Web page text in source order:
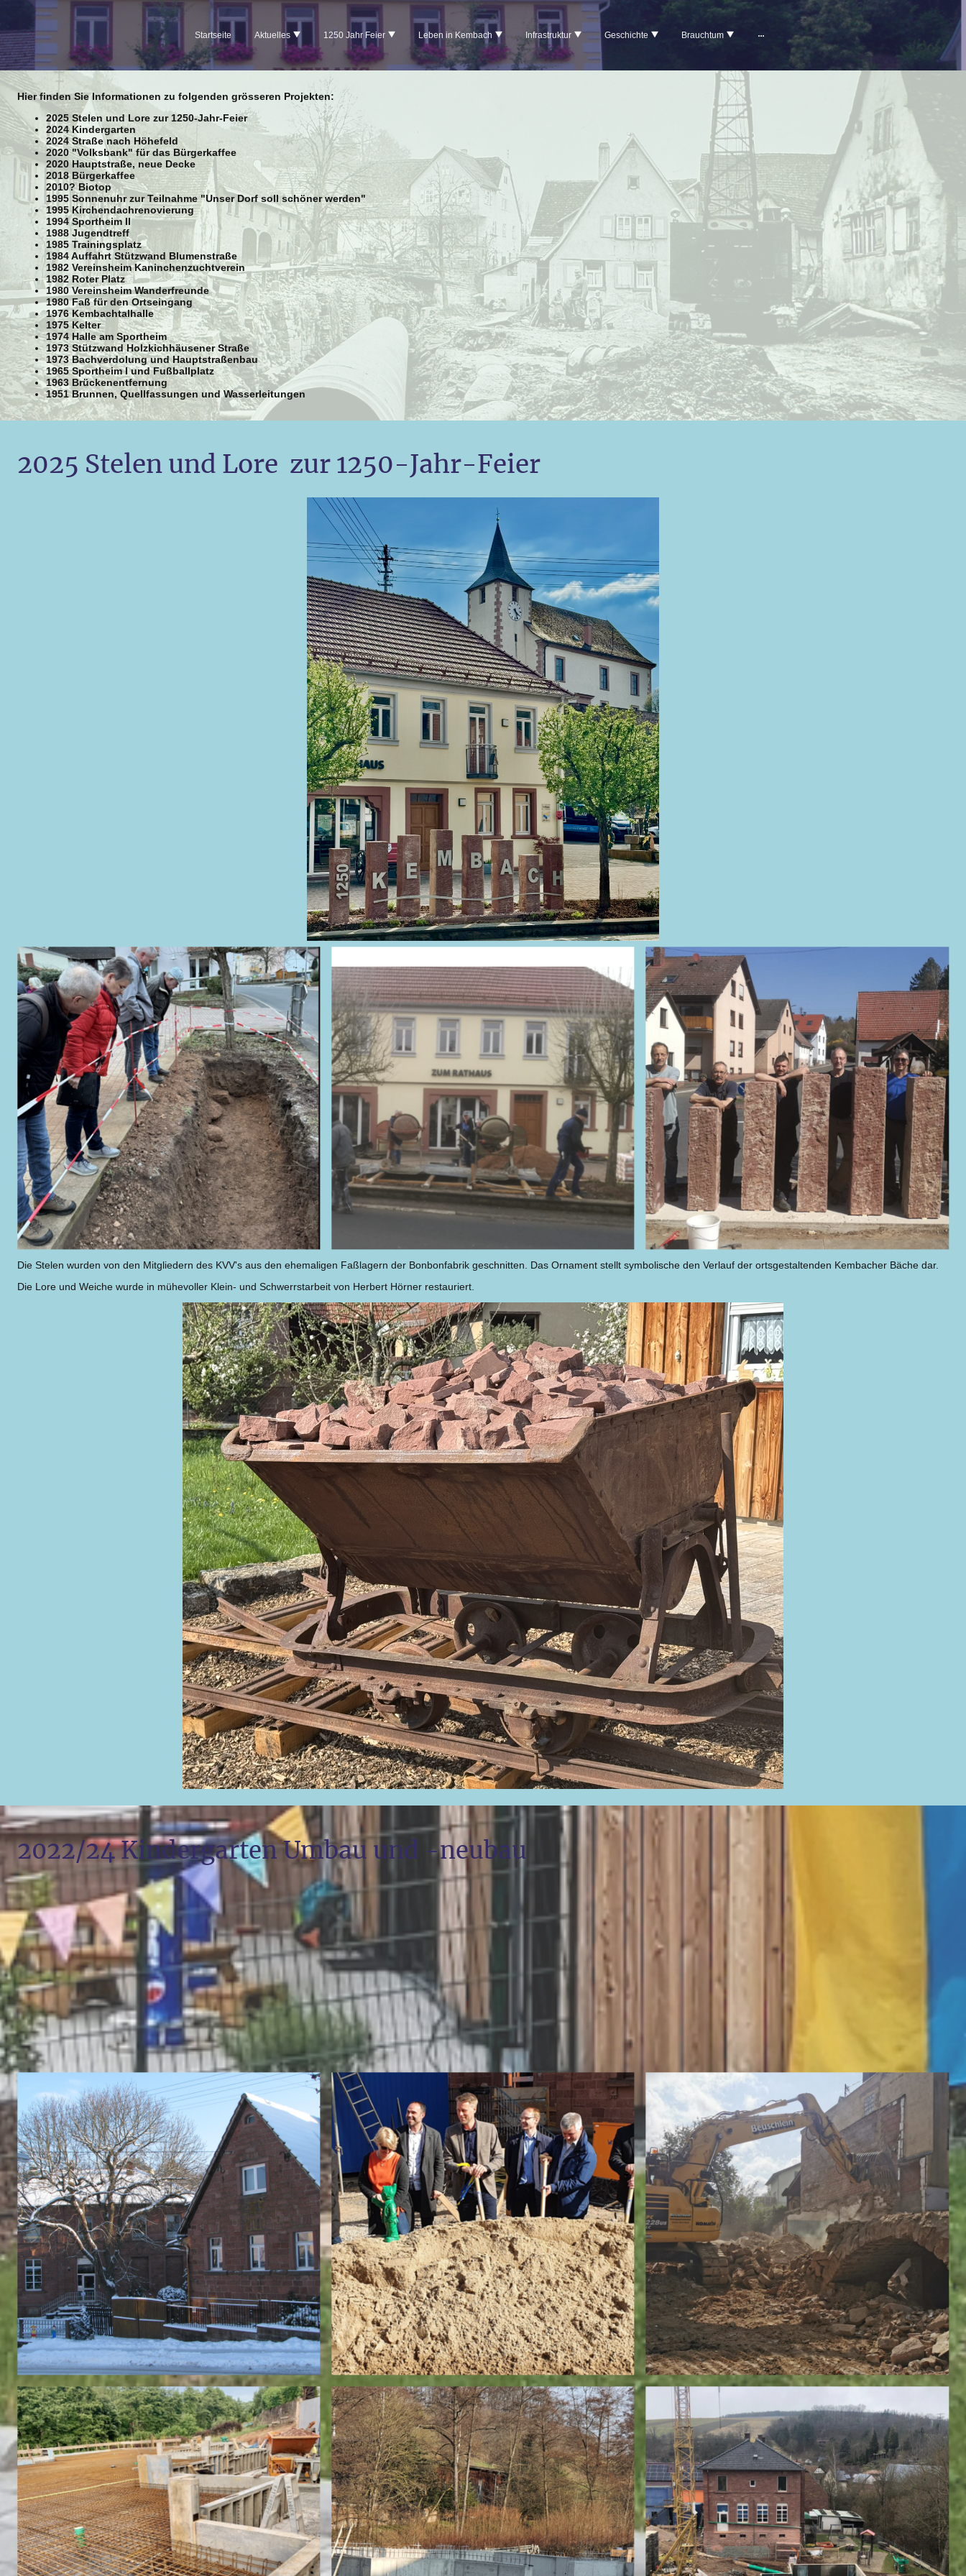
Startseite Aktuelles 1250 Jahr Feier Leben in Kembach Infrastruktur Geschichte Brauchtum
Hier finden Sie Informationen zu folgenden grösseren Projekten:
2025 Stelen und Lore zur 1250-Jahr-Feier
2024 Kindergarten
2024 Straße nach Höhefeld
2020 "Volksbank" für das Bürgerkaffee
2020 Hauptstraße, neue Decke
2018 Bürgerkaffee
2010? Biotop
1995 Sonnenuhr zur Teilnahme "Unser Dorf soll schöner werden"
1995 Kirchendachrenovierung
1994 Sportheim II
1988 Jugendtreff
1985 Trainingsplatz
1984 Auffahrt Stützwand Blumenstraße
1982 Vereinsheim Kaninchenzuchtverein
1982 Roter Platz
1980 Vereinsheim Wanderfreunde
1980 Faß für den Ortseingang
1976 Kembachtalhalle
1975 Kelter
1974 Halle am Sportheim
1973 Stützwand Holzkichhäusener Straße
1973 Bachverdolung und Hauptstraßenbau
1965 Sportheim I und Fußballplatz
1963 Brückenentfernung
1951 Brunnen, Quellfassungen und Wasserleitungen
2025 Stelen und Lore zur 1250-Jahr-Feier
Die Stelen wurden von den Mitgliedern des KVV's aus den ehemaligen Faßlagern der Bonbonfabrik geschnitten. Das Ornament stellt symbolische den Verlauf der ortsgestaltenden Kembacher Bäche dar.
Die Lore und Weiche wurde in mühevoller Klein- und Schwerrstarbeit von Herbert Hörner restauriert.
2022/24 Kindergarten Umbau und -neubau